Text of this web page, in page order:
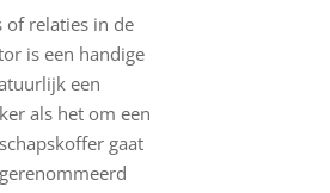
of relaties in de
is een handige
een
als het om een
gaat